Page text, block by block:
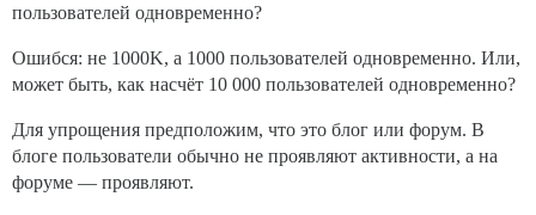
пользователей одновременно?
Ошибся: не 1000K, а 1000 пользователей одновременно. Или,
может быть, как насчёт 10 000 пользователей одновременно?
Для упрощения предположим, что это блог или форум. В
блоге пользователи обычно не проявляют активности, а на
форуме — проявляют.